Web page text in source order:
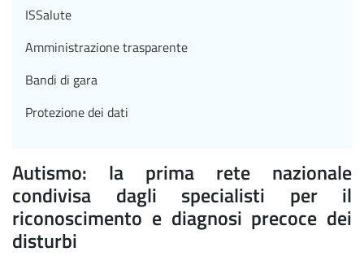
Autismo: la prima rete nazionale
condivisa dagli specialisti per il
riconoscimento e diagnosi precoce dei
disturbi
ISSalute
Amministrazione trasparente
Bandi di gara
Protezione dei dati